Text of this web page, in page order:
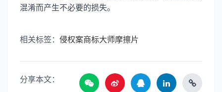
混淆而产生不必要的损失。
相关标签： 侵权案商标大师摩擦片
分享本文：